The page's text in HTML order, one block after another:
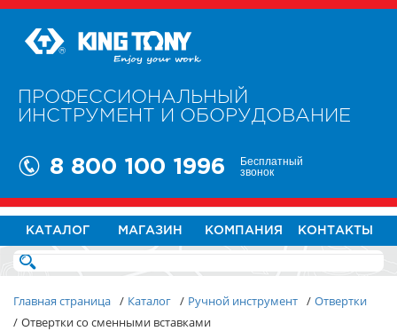
ПРОФЕССИОНАЛЬНЫЙ
ИНСТРУМЕНТ И ОБОРУДОВАНИЕ
8 800 100 1996 Бесплатный
звонок
КАТАЛОГ МАГАЗИН КОМПАНИЯ КОНТАКТЫ
Главная страница / Каталог / Ручной инструмент / Отвертки
/ Отвертки со сменными вставками